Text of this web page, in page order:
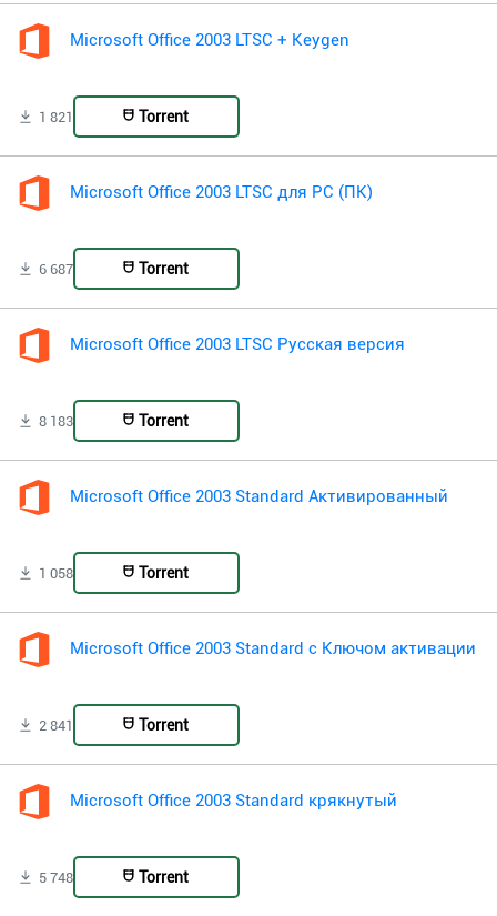
Microsoft Office 2003 LTSC + Keygen
1 821 Torrent
Microsoft Office 2003 LTSC для PC (ПК)
6 687 Torrent
Microsoft Office 2003 LTSC Русская версия
8 183 Torrent
Microsoft Office 2003 Standard Активированный
1 058 Torrent
Microsoft Office 2003 Standard с Ключом активации
2 841 Torrent
Microsoft Office 2003 Standard крякнутый
5 748 Torrent